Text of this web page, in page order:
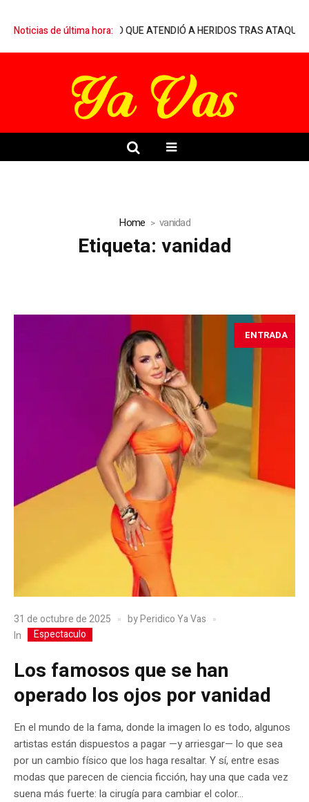
Noticias de última hora:
A MÉDICO QUE ATENDIÓ A HERIDOS TRAS ATAQUE
Home vanidad
Etiqueta: vanidad
ENTRADA
31 de octubre de 2025 byPeridico Ya Vas
In
Espectaculo
Los famosos que se han
operado los ojos por vanidad
En el mundo de la fama, donde la imagen lo es todo, algunos
artistas están dispuestos a pagar —y arriesgar— lo que sea
por un cambio físico que los haga resaltar. Y sí, entre esas
modas que parecen de ciencia ficción, hay una que cada vez
suena más fuerte: la cirugía para cambiar el color...